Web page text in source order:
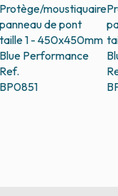
Protège/moustiquaire
panneau de pont
taille 1 - 450x450mm
Blue Performance
Ref.
BP0851